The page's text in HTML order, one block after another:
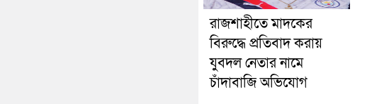
রাজশাহীতে মাদকের
বিরুদ্ধে প্রতিবাদ করায়
যুবদল নেতার নামে
চাঁদাবাজি অভিযোগ